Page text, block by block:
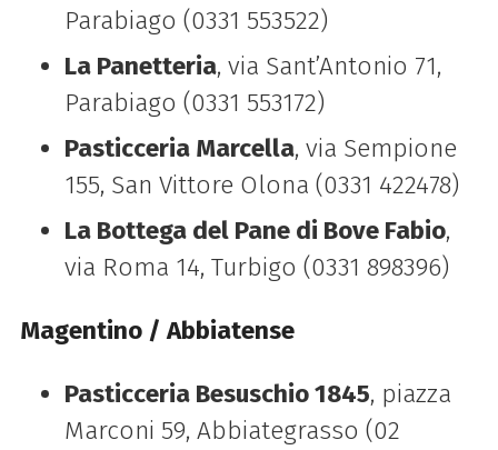
Parabiago (0331 553522)
La Panetteria, via Sant’Antonio 71,
Parabiago (0331 553172)
Pasticceria Marcella, via Sempione
155, San Vittore Olona (0331 422478)
La Bottega del Pane di Bove Fabio,
via Roma 14, Turbigo (0331 898396)
Magentino / Abbiatense
Pasticceria Besuschio 1845, piazza
Marconi 59, Abbiategrasso (02